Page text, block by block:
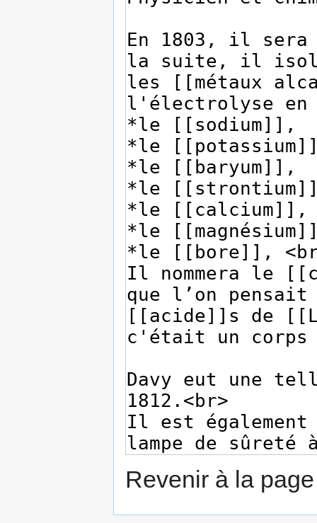
Revenir à la